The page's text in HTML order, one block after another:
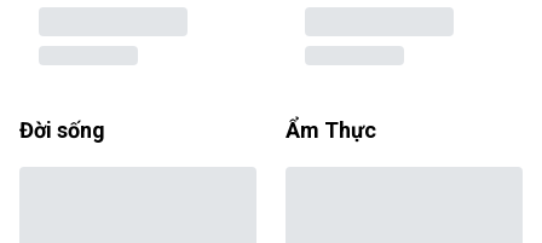
Đời sống Ẩm Thực